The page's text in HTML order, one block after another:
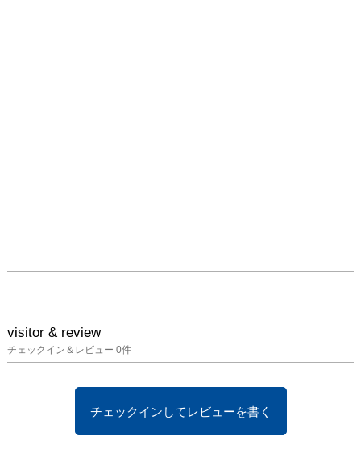
visitor & review
チェックイン＆レビュー 0件
チェックインしてレビューを書く